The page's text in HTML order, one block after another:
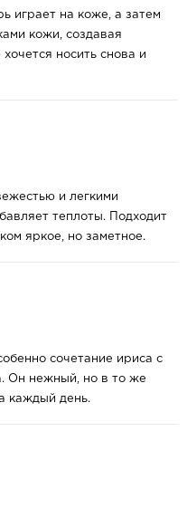
играет на коже, а затем
кожи, создавая
носить снова и
и легкими
теплоты. Подходит
яркое, но заметное.
сочетание ириса с
Он нежный, но в то же
каждый день.